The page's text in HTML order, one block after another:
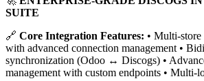
SUITE
🔗 Core Integration Features: • Multi-
with advanced connection management •
synchronization (Odoo ↔ Discogs) •
management with custom endpoints • Multi-